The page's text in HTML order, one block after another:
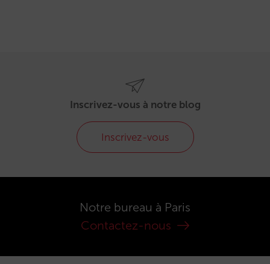
Inscrivez-vous à notre blog
Inscrivez-vous
Notre bureau à Paris
Contactez-nous